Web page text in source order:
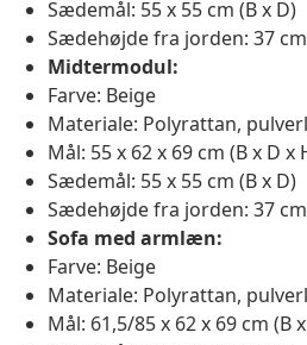
Sædemål: 55 x 55 cm (B x D)
Sædehøjde fra jorden: 37 cm
Midtermodul:
Farve: Beige
Materiale: Polyrattan,
Mål: 55 x 62 x 69 cm (B x D x
Sædemål: 55 x 55 cm (B x D)
Sædehøjde fra jorden: 37 cm
Sofa med armlæn:
Farve: Beige
Materiale: Polyrattan,
Mål: 61,5/85 x 62 x 69 cm (B